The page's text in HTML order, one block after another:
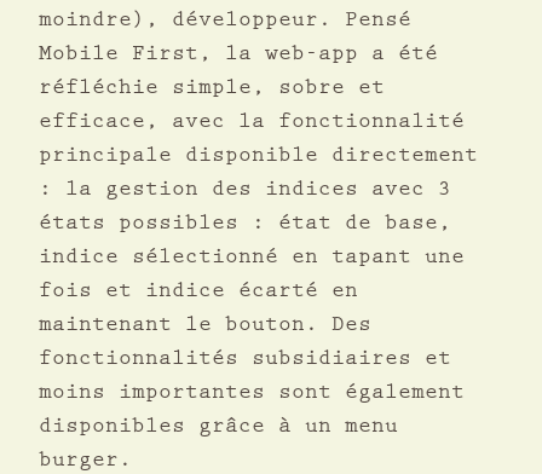
moindre), développeur. Pensé
Mobile First, la web-app a été
réfléchie simple, sobre et
efficace, avec la fonctionnalité
principale disponible directement
: la gestion des indices avec 3
états possibles : état de base,
indice sélectionné en tapant une
fois et indice écarté en
maintenant le bouton. Des
fonctionnalités subsidiaires et
moins importantes sont également
disponibles grâce à un menu
burger.